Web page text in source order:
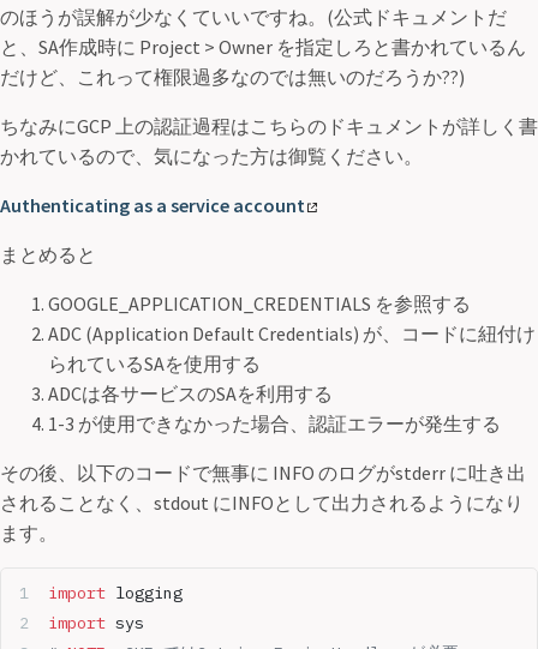
のほうが誤解が少なくていいですね。(公式ドキュメントだ
と、SA作成時に Project > Owner を指定しろと書かれているん
だけど、これって権限過多なのでは無いのだろうか??)
ちなみにGCP 上の認証過程はこちらのドキュメントが詳しく書
かれているので、気になった方は御覧ください。
Authenticating as a service account
まとめると
GOOGLE_APPLICATION_CREDENTIALS を参照する
ADC (Application Default Credentials) が、コードに紐付け
られているSAを使用する
ADCは各サービスのSAを利用する
1-3 が使用できなかった場合、認証エラーが発生する
その後、以下のコードで無事に INFO のログがstderr に吐き出
されることなく、stdout にINFOとして出力されるようになり
ます。
import logging
import sys